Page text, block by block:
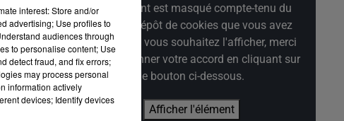
il y
Cet élément est masqué compte-tenu du
refus du dépôt de cookies que vous avez
exprimé. Si vous souhaitez l'afficher, merci
de nous donner votre accord en cliquant sur
le bouton ci-dessous.
Afficher l'élément
interest: Store and/or
advertising; Use profiles to
audiences through
to personalise content; Use
detect fraud, and fix errors;
may process personal
information actively
devices; Identify devices